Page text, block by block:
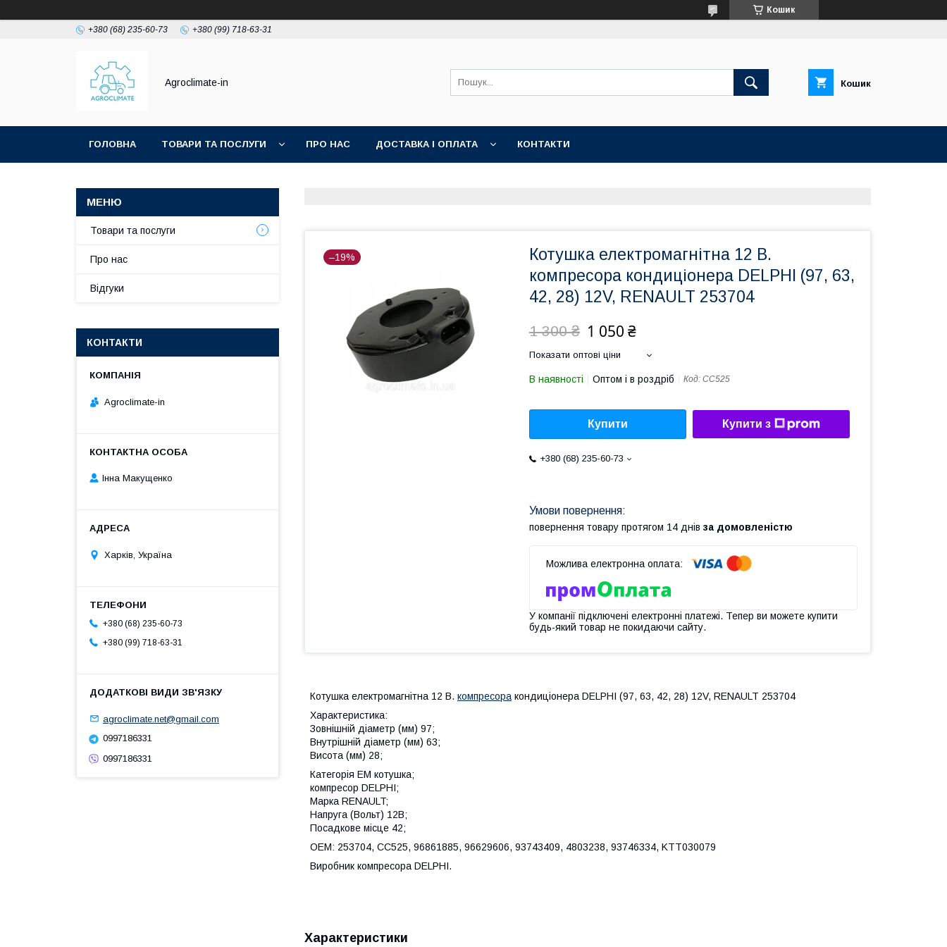
Кошик
+380 (68) 235-60-73 +380 (99) 718-63-31
Agroclimate-in Кошик
ГОЛОВНА ТОВАРИ ТА ПОСЛУГИ ПРО НАС ДОСТАВКА І ОПЛАТА КОНТАКТИ
–19%
Котушка електромагнітна 12 В.
компресора кондиціонера DELPHI (97, 63,
42, 28) 12V, RENAULT 253704
1 300 ₴ 1 050 ₴
Показати оптові ціни
В наявності Оптом і в роздріб Код: CC525
Купити Купити з
+380 (68) 235-60-73
повернення товару протягом 14 днів за домовленістю
У компанії підключені електронні платежі. Тепер ви можете купити
будь-який товар не покидаючи сайту.
Котушка електромагнітна 12 В. компресора кондиціонера DELPHI (97, 63, 42, 28) 12V, RENAULT 253704
Характеристика:
Зовнішній діаметр (мм) 97;
Внутрішній діаметр (мм) 63;
Висота (мм) 28;
Категорія ЕМ котушка;
компресор DELPHI;
Марка RENAULT;
Напруга (Вольт) 12В;
Посадкове місце 42;
ОЕМ: 253704, CC525, 96861885, 96629606, 93743409, 4803238, 93746334, KTT030079
Виробник компресора DELPHI.
Характеристики
Товари та послуги
Про нас
Відгуки
КОНТАКТИ
Agroclimate-in
Інна Макущенко
Харків, Україна
+380 (68) 235-60-73
+380 (99) 718-63-31
agroclimate.net@gmail.com
0997186331
0997186331